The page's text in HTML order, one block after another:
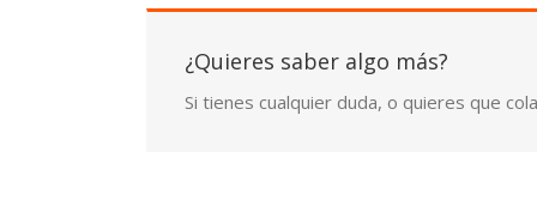
¿Quieres saber algo más?
Si tienes cualquier duda, o quieres que